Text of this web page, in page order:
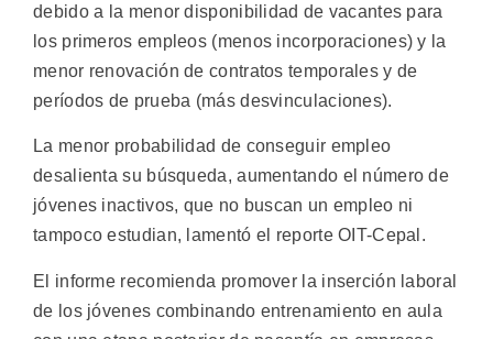
debido a la menor disponibilidad de vacantes para
los primeros empleos (menos incorporaciones) y la
menor renovación de contratos temporales y de
períodos de prueba (más desvinculaciones).
La menor probabilidad de conseguir empleo
desalienta su búsqueda, aumentando el número de
jóvenes inactivos, que no buscan un empleo ni
tampoco estudian, lamentó el reporte OIT-Cepal.
El informe recomienda promover la inserción laboral
de los jóvenes combinando entrenamiento en aula